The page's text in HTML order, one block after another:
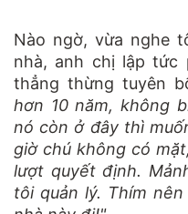
Nào ngờ, vừa nghe
nhà, anh chị lập tức
thẳng thừng tuyên
hơn 10 năm, không
nó còn ở đây thì
giờ chú không có
lượt quyết định.
tôi quản lý. Thím